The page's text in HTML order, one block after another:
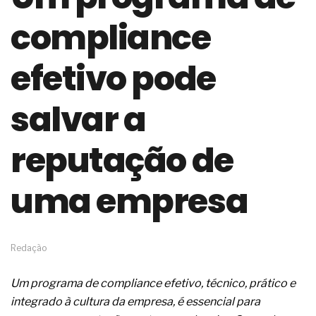
de governança das organizações
O desenho industrial ganha espaço como
estratégia competitiva nas empresas
materiais cimentícios com fibra de vidro
A próxima vantagem competitiva não está no
modelo de IA
A IA elevou a régua do comprador B2B e a venda
complexa ficou ainda mais humana
A verificação dimensional e de massa dos fios,
cabos e condutores elétricos
A fabricação conforme das portas com tipologia
A sua indústria toma decisões ou apenas reage
tentar criar uma reserva de mercado sobre as
NBR ISO
Os critérios médicos da síndrome metabólica
compliance
efetivo pode
salvar a
reputação de
uma empresa
Redação
Um programa de compliance efetivo, técnico, prático e
integrado à cultura da empresa, é essencial para